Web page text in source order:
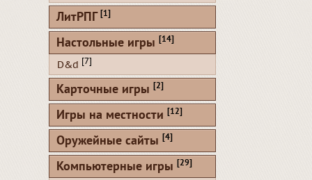
ЛитРПГ [1]
Настольные игры [14]
D&d [7]
Карточные игры [2]
Игры на местности [12]
Оружейные сайты [4]
Компьютерные игры [29]